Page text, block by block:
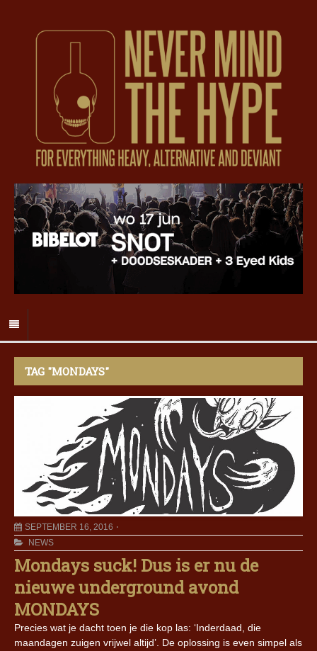
TAG "MONDAYS"
SEPTEMBER 16, 2016
NEWS
Mondays suck! Dus is er nu de
nieuwe underground avond
MONDAYS
Precies wat je dacht toen je die kop las: ‘Inderdaad, die
maandagen zuigen vrijwel altijd’. De oplossing is even simpel als